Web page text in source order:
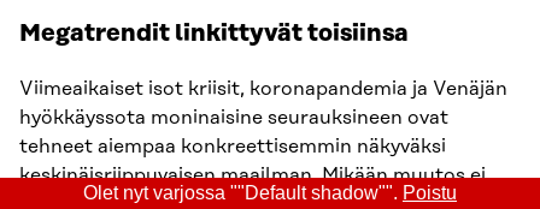
Megatrendit linkittyvät toisiinsa
Viimeaikaiset isot kriisit, koronapandemia ja Venäjän
hyökkäyssota moninaisine seurauksineen ovat
tehneet aiempaa konkreettisemmin näkyväksi
keskinäisriippuvaisen maailman. Mikään muutos ei
tapahdu eristyksissä muista. Ympäristön tilan
Olet nyt varjossa ""Default shadow"". Poistu